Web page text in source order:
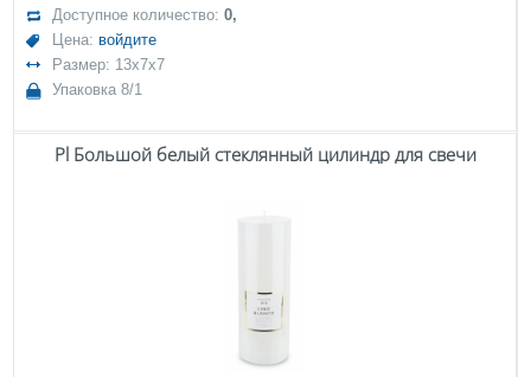
Доступное количество:0,
Цена: войдите
Размер: 13x7x7
Упаковка 8/1
Pl Большой белый стеклянный цилиндр для свечи